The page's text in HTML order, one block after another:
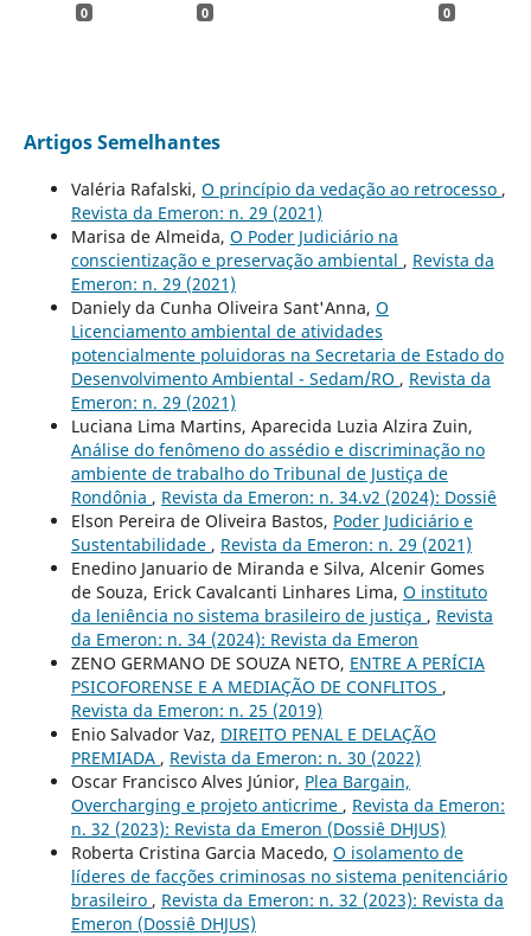
0 0 0
Artigos Semelhantes
Valéria Rafalski, O princípio da vedação ao retrocesso ,
Revista da Emeron: n. 29 (2021)
Marisa de Almeida, O Poder Judiciário na
conscientização e preservação ambiental , Revista da
Emeron: n. 29 (2021)
Daniely da Cunha Oliveira Sant'Anna, O
Licenciamento ambiental de atividades
potencialmente poluidoras na Secretaria de Estado do
Desenvolvimento Ambiental - Sedam/RO , Revista da
Emeron: n. 29 (2021)
Luciana Lima Martins, Aparecida Luzia Alzira Zuin,
Análise do fenômeno do assédio e discriminação no
ambiente de trabalho do Tribunal de Justiça de
Rondônia , Revista da Emeron: n. 34.v2 (2024): Dossiê
Elson Pereira de Oliveira Bastos, Poder Judiciário e
Sustentabilidade , Revista da Emeron: n. 29 (2021)
Enedino Januario de Miranda e Silva, Alcenir Gomes
de Souza, Erick Cavalcanti Linhares Lima, O instituto
da leniência no sistema brasileiro de justiça , Revista
da Emeron: n. 34 (2024): Revista da Emeron
ZENO GERMANO DE SOUZA NETO, ENTRE A PERÍCIA
PSICOFORENSE E A MEDIAÇÃO DE CONFLITOS ,
Revista da Emeron: n. 25 (2019)
Enio Salvador Vaz, DIREITO PENAL E DELAÇÃO
PREMIADA , Revista da Emeron: n. 30 (2022)
Oscar Francisco Alves Júnior, Plea Bargain,
Overcharging e projeto anticrime , Revista da Emeron:
n. 32 (2023): Revista da Emeron (Dossiê DHJUS)
Roberta Cristina Garcia Macedo, O isolamento de
líderes de facções criminosas no sistema penitenciário
brasileiro , Revista da Emeron: n. 32 (2023): Revista da
Emeron (Dossiê DHJUS)